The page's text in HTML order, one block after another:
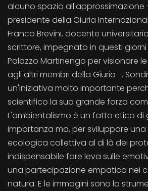
alcuno spazio
presidente della Giuria
Franco Brevini, docente
scrittore, impegnato in questi giorni
Palazzo Martinengo per visionare
agli altri membri della Giuria -.
un'iniziativa molto importante
scientifico la sua grande forza
L'ambientalismo è un fatto etico di
importanza ma, per sviluppare
ecologica collettiva al di là dei
indispensabile fare leva sulle
una partecipazione empatica nei
natura. E le immagini sono lo